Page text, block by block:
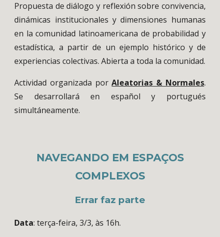
Propuesta de diálogo y reflexión sobre convivencia,
dinámicas institucionales y dimensiones humanas
en la comunidad latinoamericana de probabilidad y
estadística, a partir de un ejemplo histórico y de
experiencias colectivas. Abierta a toda la comunidad.
Actividad organizada porAleatorias & Normales.
Se desarrollará en español y portugués
simultáneamente.
NAVEGANDO EM ESPAÇOS
COMPLEXOS
Errar faz parte
Data: terça-feira, 3/3, às 16h.